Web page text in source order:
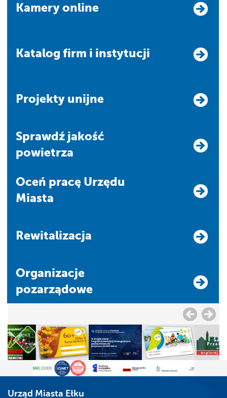
Kamery online
Katalog firm i instytucji
Projekty unijne
Sprawdź jakość
powietrza
Oceń pracę Urzędu
Miasta
Rewitalizacja
Organizacje
pozarządowe
Urząd Miasta Ełku